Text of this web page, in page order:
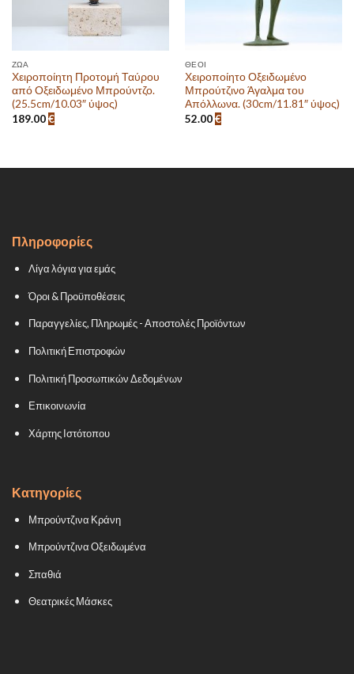
ΖΏΑ
Χειροποίητη Προτομή Ταύρου
από Οξειδωμένο Μπρούντζο.
(25.5cm/10.03″ ύψος)
189.00€
ΘΕΟΊ
Χειροποίητο Οξειδωμένο
Μπρούτζινο Άγαλμα του
Απόλλωνα. (30cm/11.81″ ύψος)
52.00€
Πληροφορίες
Λίγα λόγια για εμάς
Όροι & Προϋποθέσεις
Παραγγελίες, Πληρωμές - Αποστολές Προϊόντων
Πολιτική Επιστροφών
Πολιτική Προσωπικών Δεδομένων
Επικοινωνία
Χάρτης Ιστότοπου
Κατηγορίες
Μπρούντζινα Κράνη
Μπρούντζινα Οξειδωμένα
Σπαθιά
Θεατρικές Μάσκες